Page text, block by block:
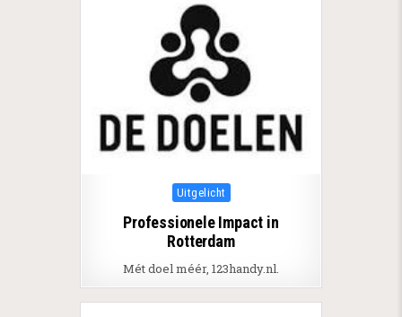
Posted in
Uitgelicht
Professionele Impact in
Rotterdam
Mét doel méér, 123handy.nl.